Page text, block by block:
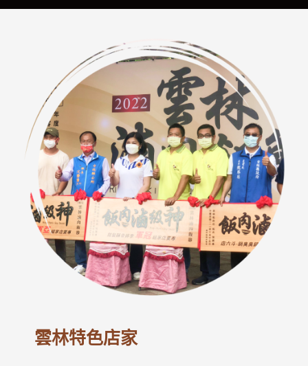
雲林特色店家